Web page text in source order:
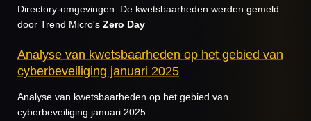
Directory-omgevingen. De kwetsbaarheden werden gemeld
door Trend Micro's Zero Day
Analyse van kwetsbaarheden op het gebied van
cyberbeveiliging januari 2025
Analyse van kwetsbaarheden op het gebied van
cyberbeveiliging januari 2025